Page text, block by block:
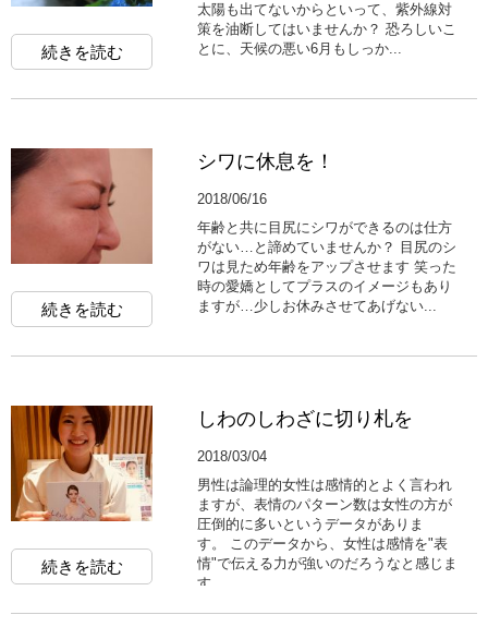
続きを読む
太陽も出てないからといって、紫外線対
策を油断してはいませんか？ 恐ろしいこ
とに、天候の悪い6月もしっか...
続きを読む
シワに休息を！
2018/06/16
年齢と共に目尻にシワができるのは仕方
がない…と諦めていませんか？ 目尻のシ
ワは見ため年齢をアップさせます 笑った
時の愛嬌としてプラスのイメージもあり
ますが…少しお休みさせてあげない...
続きを読む
しわのしわざに切り札を
2018/03/04
男性は論理的女性は感情的とよく言われ
ますが、表情のパターン数は女性の方が
圧倒的に多いというデータがありま
す。 このデータから、女性は感情を"表
情"で伝える力が強いのだろうなと感じま
す。...